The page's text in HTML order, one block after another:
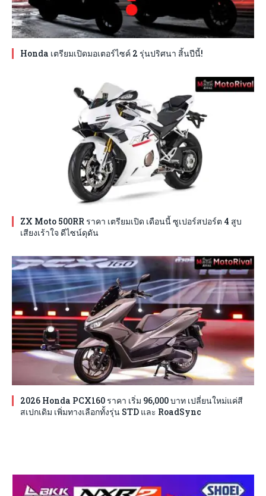
Honda เตรียมเปิดมอเตอร์ไซค์ 2 รุ่นปริศนา สิ้นปีนี้!
ZX Moto 500RR ราคา เตรียมเปิด เดือนนี้ ซูเปอร์สปอร์ต 4 สูบ
เสียงเร้าใจ ดีไซน์ดุดัน
2026 Honda PCX160 ราคา เริ่ม 96,000 บาท เปลี่ยนใหม่แค่สี
สเปกเดิม เพิ่มทางเลือกทั้งรุ่น STD และ RoadSync